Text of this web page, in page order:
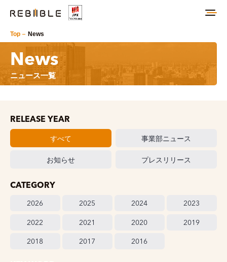
Top News
News
ニュース一覧
RELEASE YEAR
すべて 事業部ニュース
お知らせ プレスリリース
CATEGORY
2026 2025 2024 2023
2022 2021 2020 2019
2018 2017 2016